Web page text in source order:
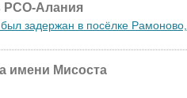
РСО-Алания
задержан в посёлке Рамоново,
имени Мисоста